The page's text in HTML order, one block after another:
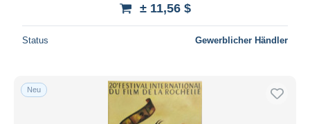
± 11,56 $
Status Gewerblicher Händler
Neu